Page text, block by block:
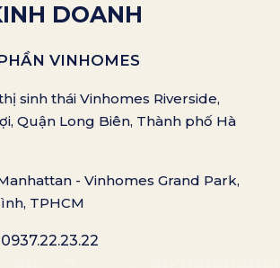
DOANH
VINHOMES
sinh thái Vinhomes Riverside,
Quận Long Biên, Thành phố Hà
- Vinhomes Grand Park,
TPHCM
0937.22.23.22